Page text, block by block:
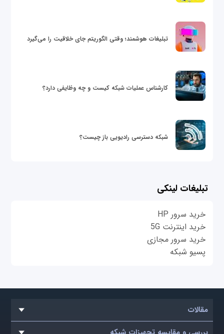
تبلیغات هوشمند؛ وقتی الگوریتم جای خلاقیت را می‌گیرد
کارشناس عملیات شبکه کیست و چه وظایفی دارد؟
شبکه دسترسی رادیویی باز چیست؟
تبلیغات لینکی
خرید سرور HP
خرید اینترنت 5G
خرید سرور مجازی
پسیو شبکه
مقالات